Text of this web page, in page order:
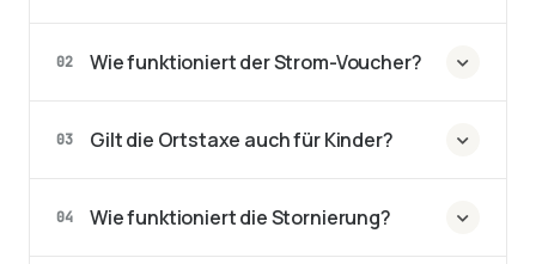
02 Wie funktioniert der Strom-Voucher?
03 Gilt die Ortstaxe auch für Kinder?
04 Wie funktioniert die Stornierung?